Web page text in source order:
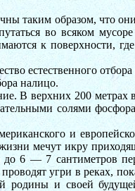
таким образом, что
во всяком
к поверхности,
естественного
налицо.
В верхних 200 метрах
солями фосфора
и
мечут икру
до 6 — 7 сантиметров
угри в реках,
родины и своей